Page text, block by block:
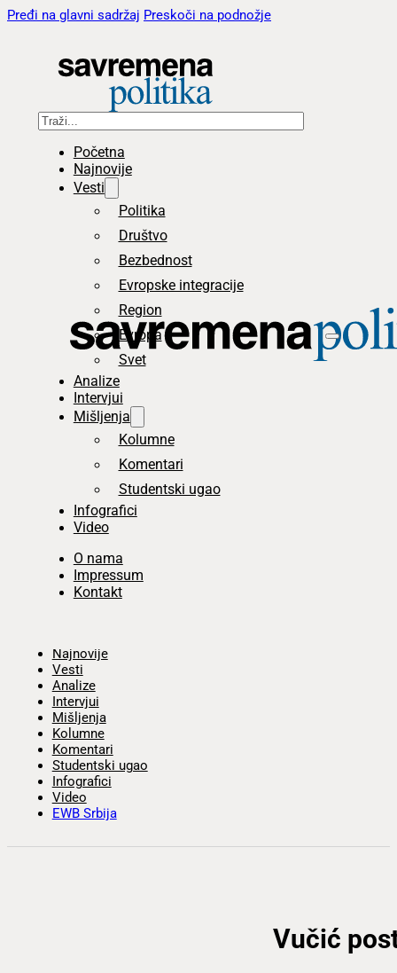
Pređi na glavni sadržaj Preskoči na podnožje
Pretraga
Početna
Najnovije
Vesti
Politika
Društvo
Bezbednost
Evropske integracije
Region
Evropa
Svet
Analize
Intervjui
Mišljenja
Kolumne
Komentari
Studentski ugao
Infografici
Video
O nama
Impressum
Kontakt
Najnovije
Vesti
Analize
Intervjui
Mišljenja
Kolumne
Komentari
Studentski ugao
Infografici
Video
EWB Srbija
Vučić